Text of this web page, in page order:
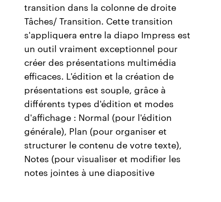
transition dans la colonne de droite
Tâches/ Transition. Cette transition
s'appliquera entre la diapo Impress est
un outil vraiment exceptionnel pour
créer des présentations multimédia
efficaces. L'édition et la création de
présentations est souple, grâce à
différents types d'édition et modes
d'affichage : Normal (pour l'édition
générale), Plan (pour organiser et
structurer le contenu de votre texte),
Notes (pour visualiser et modifier les
notes jointes à une diapositive